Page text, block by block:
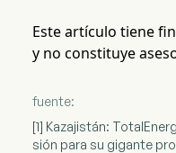
Este artículo tiene
y no constituye
fuente:
[1] Kazajistán:
sión para su gigante